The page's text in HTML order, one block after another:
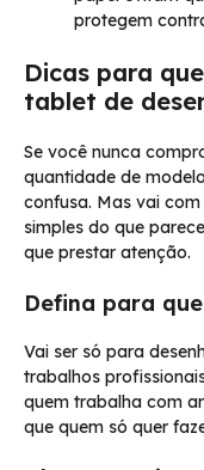
protegem
Dicas para
tablet de
Se você nunca
quantidade de
confusa. Mas vai
simples do que
que prestar atenção.
Defina para
Vai ser só para
trabalhos
quem trabalha com
que quem só quer